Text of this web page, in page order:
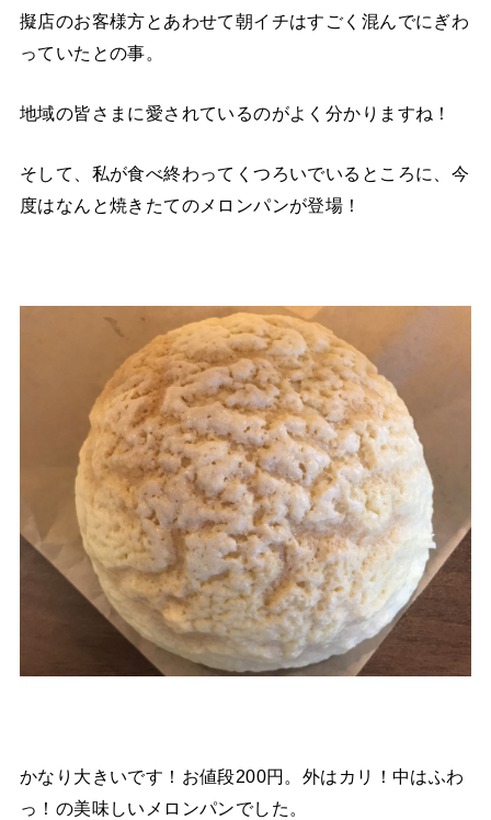
擬店のお客様方とあわせて朝イチはすごく混んでにぎわ
っていたとの事。
地域の皆さまに愛されているのがよく分かりますね！
そして、私が食べ終わってくつろいでいるところに、今
度はなんと焼きたてのメロンパンが登場！
かなり大きいです！お値段200円。外はカリ！中はふわ
っ！の美味しいメロンパンでした。